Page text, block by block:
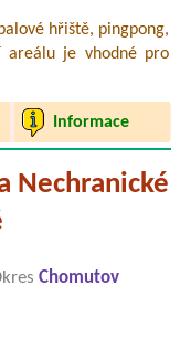
hřiště, pingpong,
areálu je vhodné pro
Informace
Nechranické
Chomutov